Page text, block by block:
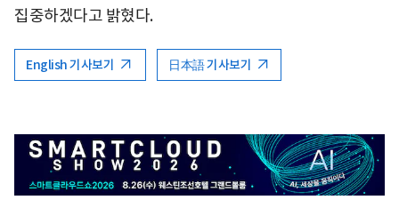
집중하겠다고 밝혔다.
English 기사보기 日本語 기사보기